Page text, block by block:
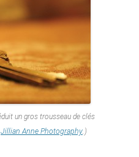
un gros trousseau de clés
Jillian Anne Photography.)